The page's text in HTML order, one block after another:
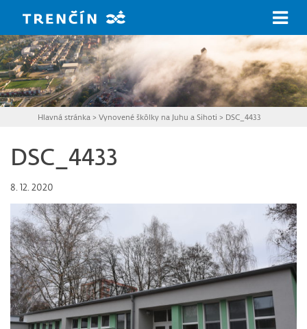
Hlavná stránka >Vynovené škôlky na Juhu a Sihoti > DSC_4433
DSC_4433
8. 12. 2020